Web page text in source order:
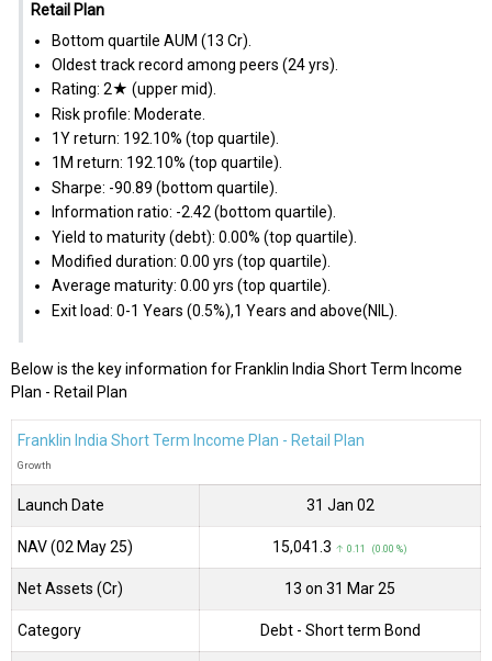
Retail Plan
Bottom quartile AUM (₹13 Cr).
Oldest track record among peers (24 yrs).
Rating: 2★ (upper mid).
Risk profile: Moderate.
1Y return: 192.10% (top quartile).
1M return: 192.10% (top quartile).
Sharpe: -90.89 (bottom quartile).
Information ratio: -2.42 (bottom quartile).
Yield to maturity (debt): 0.00% (top quartile).
Modified duration: 0.00 yrs (top quartile).
Average maturity: 0.00 yrs (top quartile).
Exit load: 0-1 Years (0.5%),1 Years and above(NIL).
Below is the key information for Franklin India Short Term Income
Plan - Retail Plan
Franklin India Short Term Income Plan - Retail Plan
Growth
Launch Date 31 Jan 02
NAV (02 May 25) ₹15,041.3 ↑ 0.11 (0.00 %)
Net Assets (Cr) ₹13 on 31 Mar 25
Category Debt - Short term Bond